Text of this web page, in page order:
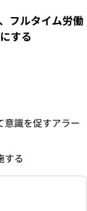
フルタイム労働
する
意識を促すアラー
する